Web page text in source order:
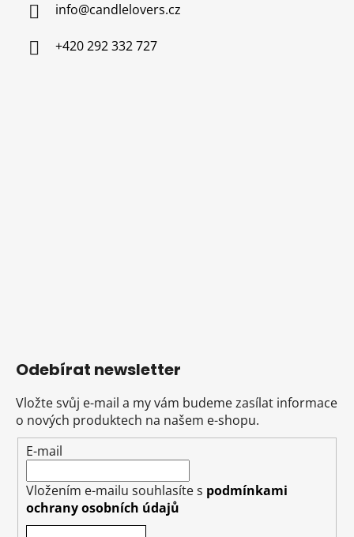
info@candlelovers.cz
+420 292 332 727
Odebírat newsletter
Vložte svůj e-mail a my vám budeme zasílat informace
o nových produktech na našem e-shopu.
E-mail
Vložením e-mailu souhlasíte s podmínkami
ochrany osobních údajů